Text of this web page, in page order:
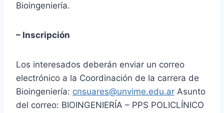
Bioingeniería.
– Inscripción
Los interesados deberán enviar un correo
electrónico a la Coordinación de la carrera de
Bioingeniería: cnsuares@unvime.edu.ar Asunto
del correo: BIOINGENIERÍA – PPS POLICLÍNICO